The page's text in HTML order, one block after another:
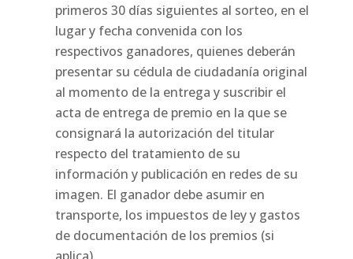
primeros 30 días siguientes al sorteo, en el
lugar y fecha convenida con los
respectivos ganadores, quienes deberán
presentar su cédula de ciudadanía original
al momento de la entrega y suscribir el
acta de entrega de premio en la que se
consignará la autorización del titular
respecto del tratamiento de su
información y publicación en redes de su
imagen. El ganador debe asumir en
transporte, los impuestos de ley y gastos
de documentación de los premios (si